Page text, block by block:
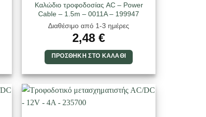
Καλώδιο τροφοδοσίας AC – Power
Cable – 1.5m – 0011A – 199947
Διαθέσιμο από 1-3 ημέρες
2,48 €
ΠΡΟΣΘΉΚΗ ΣΤΟ ΚΑΛΆΘΙ